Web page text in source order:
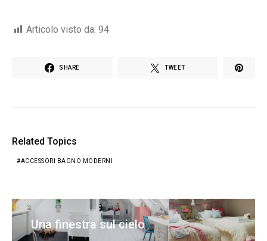
Articolo visto da: 94
SHARE TWEET
Related Topics
ACCESSORI BAGNO MODERNI
Una finestra sul cielo